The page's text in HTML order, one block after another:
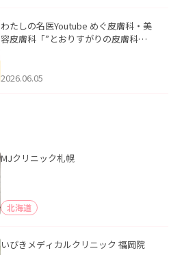
わたしの名医Youtube めぐ皮膚科・美
容皮膚科「”とおりすがりの皮膚科
2026.06.05
MJクリニック札幌
北海道
いびきメディカルクリニック 福岡院